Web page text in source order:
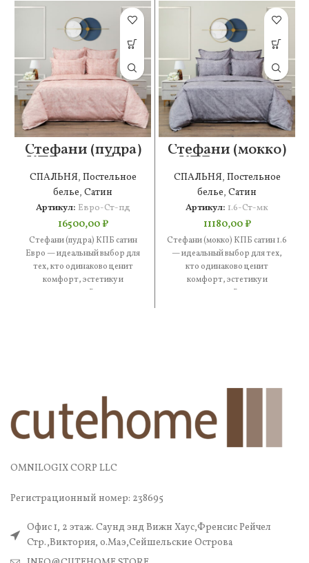
Стефани (пудра)
КПБ сатин Евро
СПАЛЬНЯ, Постельное
белье, Сатин
Артикул: Евро-Ст-пд
16500,00₽
Стефани (пудра) КПБ сатин
Евро — идеальный выбор для
тех, кто одинаково ценит
комфорт, эстетику и
практичность. В составе —
Стефани (мокко)
КПБ сатин 1.6
СПАЛЬНЯ, Постельное
белье, Сатин
Артикул: 1.6-Ст-мк
11180,00₽
Стефани (мокко) КПБ сатин 1.6
— идеальный выбор для тех,
кто одинаково ценит
комфорт, эстетику и
практичность. В составе —
OMNILOGIX CORP LLC
Регистрационный номер: 238695
Офис 1, 2 этаж. Саунд энд Вижн Хаус,Френсис Рейчел
Стр.,Виктория, о.Маэ,Сейшельские Острова